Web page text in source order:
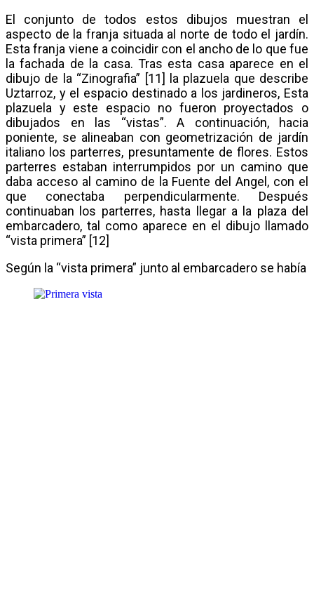
El conjunto de todos estos dibujos muestran el
aspecto de la franja situada al norte de todo el jardín.
Esta franja viene a coincidir con el ancho de lo que fue
la fachada de la casa. Tras esta casa aparece en el
dibujo de la “Zinografia” [11] la plazuela que describe
Uztarroz, y el espacio destinado a los jardineros, Esta
plazuela y este espacio no fueron proyectados o
dibujados en las “vistas”. A continuación, hacia
poniente, se alineaban con geometrización de jardín
italiano los parterres, presuntamente de flores. Estos
parterres estaban interrumpidos por un camino que
daba acceso al camino de la Fuente del Angel, con el
que conectaba perpendicularmente. Después
continuaban los parterres, hasta llegar a la plaza del
embarcadero, tal como aparece en el dibujo llamado
“vista primera” [12]
Según la “vista primera” junto al embarcadero se había